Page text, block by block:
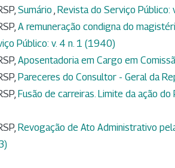
Sumário , Revista do Serviço Público:
A remuneração condigna do
Público: v. 4 n. 1 (1940)
Aposentadoria em Cargo em
Pareceres do Consultor - Geral da
Fusão de carreiras. Limite da ação do
Revogação de Ato Administrativo